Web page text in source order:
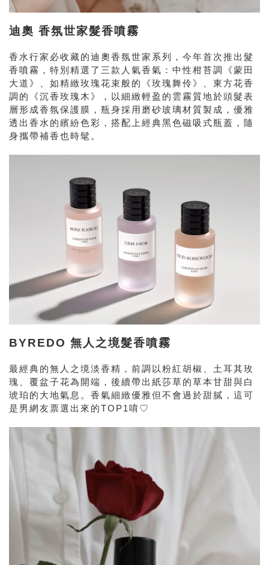
迪奧 香氛世家髮香噴霧
香水行家必收藏的迪奧香氛世家系列，今年首次推出髮
香噴霧，特別精選了三款人氣香氣：中性柑苔調《蒙田
大道》、如精緻玫瑰花束般的《玫瑰舞伶》、東方花香
調的《沉香玫瑰木》，以細緻輕盈的雲霧質地於頭髮表
層形成香氛保護膜，瓶身採用磨砂玻璃材質製成，優雅
透出香水的繽紛色彩，搭配上經典黑色磁吸式瓶蓋，隨
身攜帶補香也時髦。
BYREDO 無人之境髮香噴霧
最經典的無人之境淡香精，前調以粉紅胡椒、土耳其玫
瑰、覆盆子花為開端，後續帶出紙莎草的草本甘甜與白
琥珀的大地氣息。香氣細緻優雅但不會過於甜膩，這可
是男網友票選出來的TOP1唷♡